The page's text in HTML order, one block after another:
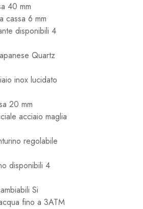
40 mm
cassa 6 mm
disponibili 4
Quartz
inox lucidato
20 mm
acciaio maglia
regolabile
disponibili 4
Si
fino a 3ATM